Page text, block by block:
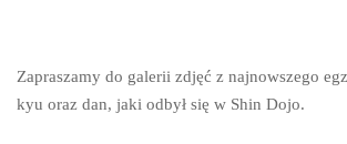
Zapraszamy do galerii zdjęć z najnowszego
kyu oraz dan, jaki odbył się w Shin Dojo.